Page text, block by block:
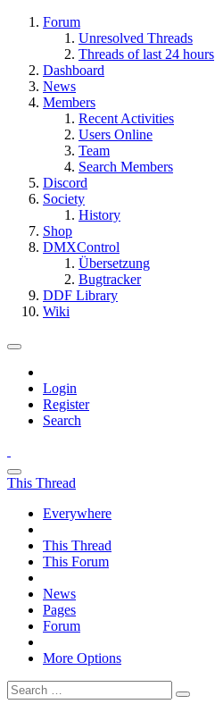
Forum
Unresolved Threads
Threads of last 24 hours
Dashboard
News
Members
Recent Activities
Users Online
Team
Search Members
Discord
Society
History
Shop
DMXControl
Übersetzung
Bugtracker
DDF Library
Wiki
Login
Register
Search
This Thread
Everywhere
This Thread
This Forum
News
Pages
Forum
More Options